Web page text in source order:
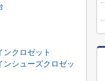
ンクロゼット
ンシューズクロゼッ